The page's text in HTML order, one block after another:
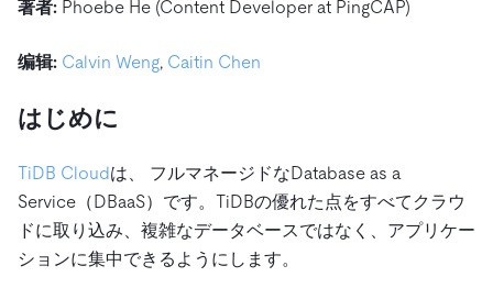
著者: Phoebe He (Content Developer at PingCAP)
编辑: Calvin Weng, Caitin Chen
はじめに
TiDB Cloudは、 フルマネージドなDatabase as a
Service（DBaaS）です。TiDBの優れた点をすべてクラウ
ドに取り込み、複雑なデータベースではなく、アプリケー
ションに集中できるようにします。